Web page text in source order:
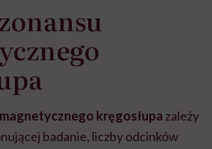
kręgosłupa zależy
badanie, liczby odcinków